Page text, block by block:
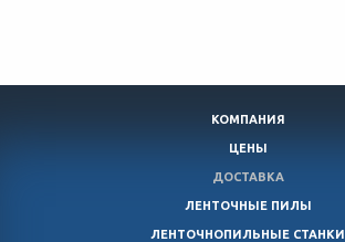
КОМПАНИЯ
ЦЕНЫ
ДОСТАВКА
ЛЕНТОЧНЫЕ ПИЛЫ
ЛЕНТОЧНОПИЛЬНЫЕ СТАНКИ